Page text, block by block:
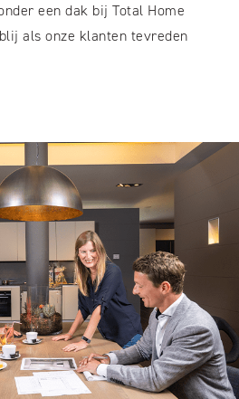
een dak bij Total Home
als onze klanten tevreden